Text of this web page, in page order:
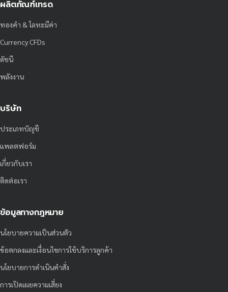
ผลิตภัณฑ์เทรด
ทองคำ & โลหะมีค่า
Currency CFDs
ดัชนี
พลังงาน
บริษัท
ประเภทบัญชี
แพลตฟอร์ม
เกี่ยวกับเรา
ติดต่อเรา
ข้อมูลทางกฎหมาย
นโยบายความเป็นส่วนตัว
ข้อตกลงและเงื่อนไขการใช้บริการลูกค้า
นโยบายการดำเนินคำสั่ง
การเปิดเผยความเสี่ยง